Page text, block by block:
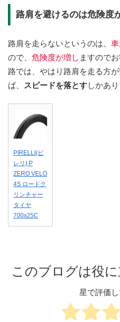
路肩を避けるのは危険度
路肩を走らないというのは、
ので、 危険度が増し ますので
路では、やはり路肩を走る方
ば、
スピードを落とすしかあり
PIRELLI(ピ
レリ) P
ZERO VELO
4S ロードク
リンチャー
タイヤ
700x25C
このブログは役
星で評価し